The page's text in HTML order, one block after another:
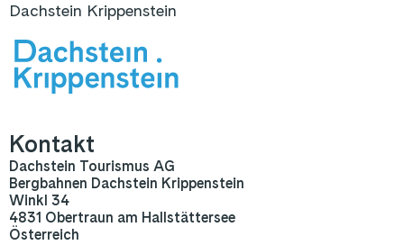
Dachstein Krippenstein
Kontakt
Dachstein Tourismus AG
Bergbahnen Dachstein Krippenstein
Winkl 34
4831 Obertraun am Hallstättersee
Österreich